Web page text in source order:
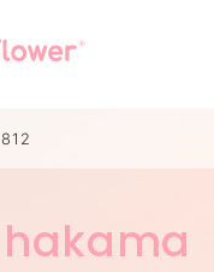
812
hakama